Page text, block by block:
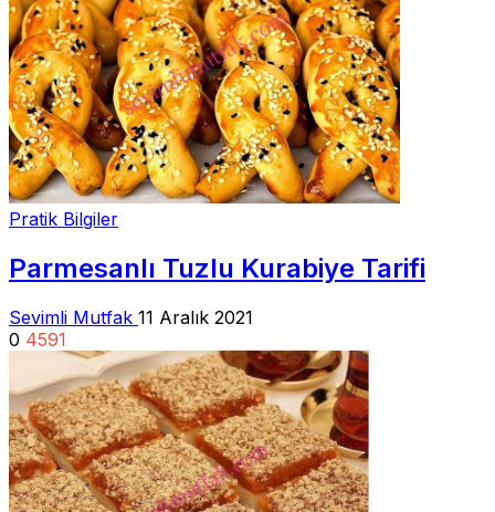
Pratik Bilgiler
Parmesanlı Tuzlu Kurabiye Tarifi
Sevimli Mutfak 11 Aralık 2021
0 4591